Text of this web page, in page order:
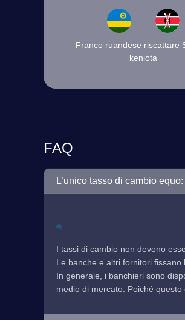
Franco ruandese riscattare
keniota
FAQ
L’unico tasso di cambio
I tassi di cambio non devono
Le banche e altri fornitori
In generale, i banchieri sono
medio di mercato. Poiché